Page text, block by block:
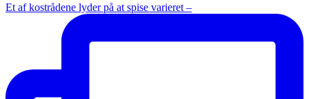
Et af kostrådene lyder på at spise varieret –